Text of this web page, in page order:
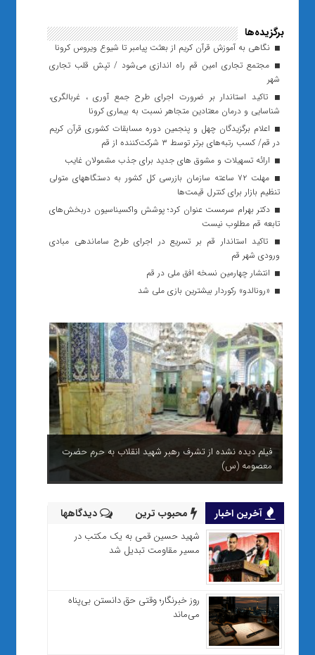
برگزیده‌ها
نگاهی به آموزش قرآن کریم از بعثت پیامبر تا شیوع ویروس کرونا
مجتمع تجاری امین قم راه اندازی می‌شود / تپش قلب تجاری
شهر
تاکید استاندار بر ضرورت اجرای طرح جمع آوری ، غربالگری،
شناسایی و درمان معتادین متجاهر نسبت به بیماری کرونا
اعلام برگزیدگان چهل و پنجمین دوره مسابقات کشوری قرآن کریم
در قم/ کسب رتبه‌های برتر توسط ۳ شرکت‌کننده از قم
ارائه تسهیلات و مشوق های جدید برای جذب مشمولان غایب
مهلت ۷۲ ساعته سازمان بازرسی کل کشور به دستگاههای متولی
تنظیم بازار برای کنترل قیمت‌ها
دکتر بهرام سرمست عنوان کرد؛ پوشش واکسیناسیون دربخش‌های
تابعه قم مطلوب نیست
تاکید استاندار قم بر تسریع در اجرای طرح ساماندهی مبادی
ورودی شهر قم
انتشار چهارمین نسخه افق ملی در قم
«رونالدو» رکوردار بیشترین بازی ملی شد
فیلم دیده نشده از تشرف رهبر شهید انقلاب به حرم حضرت
معصومه (س)
آخرین اخبار محبوب ترین دیدگاهها
شهید حسین قمی به یک مکتب در
مسیر مقاومت تبدیل شد
روز خبرنگار؛ وقتی حق دانستن بی‌پناه
می‌ماند